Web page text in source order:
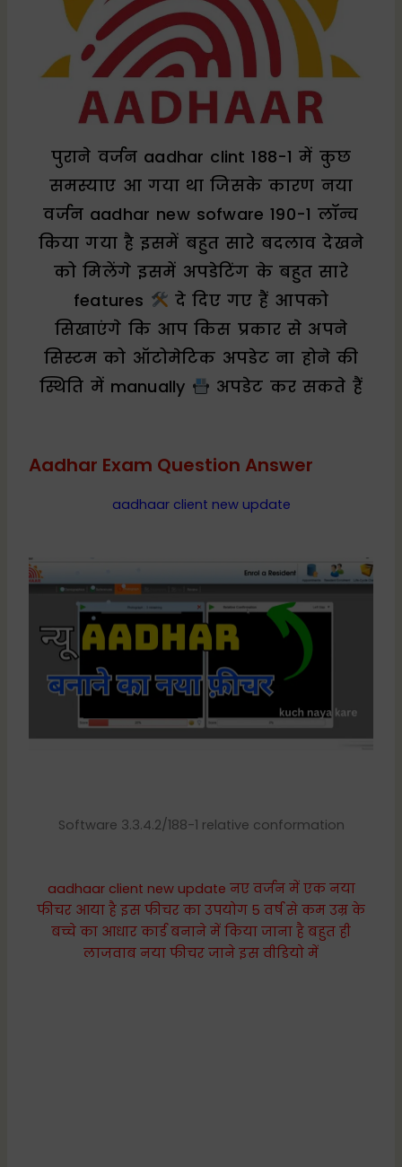
पुराने वर्जन aadhar clint 188-1 में कुछ
समस्याए आ गया था जिसके कारण नया
वर्जन aadhar new sofware 190-1 लॉन्च
किया गया है इसमें बहुत सारे बदलाव देखने
को मिलेंगे इसमें अपडेटिंग के बहुत सारे
features
दे दिए गए हैं आपको
सिखाएंगे कि आप किस प्रकार से अपने
सिस्टम को ऑटोमेटिक अपडेट ना होने की
स्थिति में manually
अपडेट कर सकते हैं
Aadhar Exam Question Answer
aadhaar client new update
Software 3.3.4.2/188-1 relative conformation
aadhaar client new update नए वर्जन में एक नया
फीचर आया है इस फीचर का उपयोग 5 वर्ष से कम उम्र के
बच्चे का आधार कार्ड बनाने में किया जाना है बहुत ही
लाजवाब नया फीचर जाने इस वीडियो में